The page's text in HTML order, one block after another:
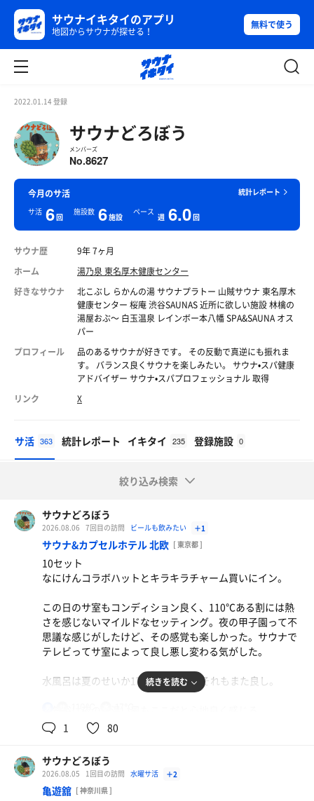
サウナイキタイのアプリ
地図からサウナが探せる！
無料で使う
2022.01.14 登録
サウナどろぼう
メンバーズ
No.8627
統計レポート
今月のサ活
サ活 6回
施設数 6施設
ペース
週 6.0回
サウナ歴
9年 7ヶ月
ホーム
湯乃泉 東名厚木健康センター
好きなサウナ
北こぶし らかんの湯 サウナプラトー 山賊サウナ 東名厚木
健康センター 桜庵 渋谷SAUNAS 近所に欲しい施設 林檎の
湯屋おぶ〜 白玉温泉 レインボー本八幡 SPA&SAUNA オス
パー
プロフィール
品のあるサウナが好きです。 その反動で真逆にも振れま
す。 バランス良くサウナを楽しみたい。 サウナ•スパ健康
アドバイザー サウナ•スパプロフェッショナル 取得
リンク
X
サ活 363 統計レポート イキタイ 235 登録施設 0
絞り込み検索
サウナどろぼう
2026.08.06 7回目の訪問 ビールも飲みたい ＋1
サウナ&カプセルホテル 北欧 [ 東京都 ]
10セット
なにけんコラボハットとキラキラチャーム買いにイン。
この日のサ室もコンディション良く、110℃ある割には熱
さを感じないマイルドなセッティング。夜の甲子園って不
思議な感じがしたけど、その感覚も楽しかった。サウナで
テレビってサ室によって良し悪し変わる気がした。
水風呂は夏のせいか17℃と高めだがそれもまた良し。
アウフグースはダービー山本さん。1セット目サイプレス
ット目クローブとフローラルからスパイスと多彩な香りで
BGMなしでロウリュの音で楽しんでくださいと言われる通
りに満喫できた。
続きを読む
1 80
サウナどろぼう
2026.08.05 1回目の訪問 水曜サ活 ＋2
亀遊舘 [ 神奈川県 ]